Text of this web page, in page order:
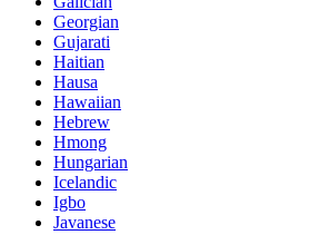
Georgian
Gujarati
Haitian
Hausa
Hawaiian
Hebrew
Hmong
Hungarian
Icelandic
Igbo
Javanese